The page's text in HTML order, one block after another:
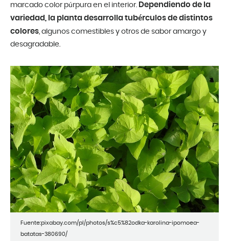
marcado color púrpura en el interior. Dependiendo de la
variedad, la planta desarrolla tubérculos de distintos
colores, algunos comestibles y otros de sabor amargo y
desagradable.
Fuente:pixabay.com/pl/photos/s%c5%82odka-karolina-ipomoea-
batatas-380690/